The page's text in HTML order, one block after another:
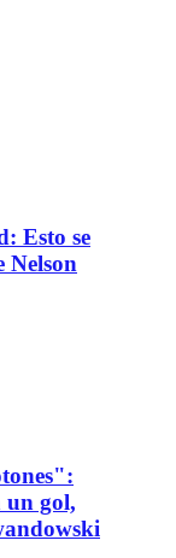
Esto se
Nelson
un gol,